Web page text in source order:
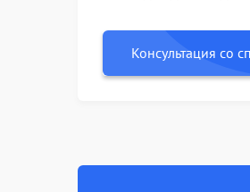
Консультация со